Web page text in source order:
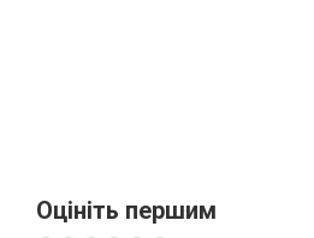
Оцініть першим